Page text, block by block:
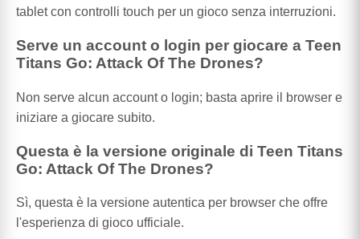
tablet con controlli touch per un gioco senza interruzioni.
Serve un account o login per giocare a Teen
Titans Go: Attack Of The Drones?
Non serve alcun account o login; basta aprire il browser e
iniziare a giocare subito.
Questa è la versione originale di Teen Titans
Go: Attack Of The Drones?
Sì, questa è la versione autentica per browser che offre
l'esperienza di gioco ufficiale.